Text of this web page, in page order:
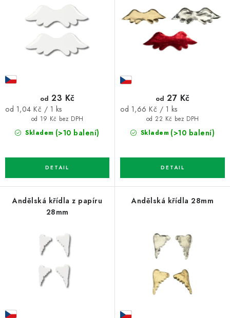
ů
Skladem (>10 balení)
od 19 Kč bez DPH
od 23 Kč
Měrná
od 1,04 Kč / 1 ks
Skladem (>10 balení)
od 22 Kč bez DPH
od 27 Kč
Měrná
od 1,66 Kč / 1 ks
Andělská křídla z papíru
28mm
Andělská křídla 28mm